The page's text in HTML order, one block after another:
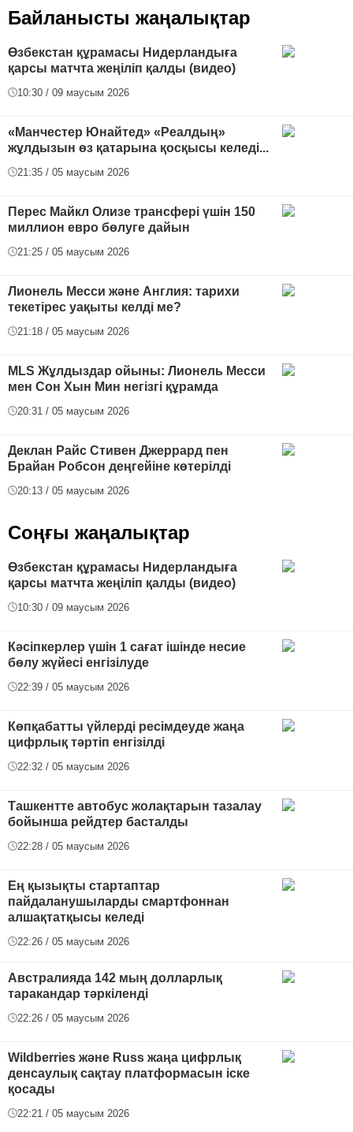
Байланысты жаңалықтар
Өзбекстан құрамасы Нидерландыға
қарсы матчта жеңіліп қалды (видео)
10:30 / 09 маусым 2026
«Манчестер Юнайтед» «Реалдың»
жұлдызын өз қатарына қосқысы келеді...
21:35 / 05 маусым 2026
Перес Майкл Олизе трансфері үшін 150
миллион евро бөлуге дайын
21:25 / 05 маусым 2026
Лионель Месси және Англия: тарихи
текетірес уақыты келді ме?
21:18 / 05 маусым 2026
MLS Жұлдыздар ойыны: Лионель Месси
мен Сон Хын Мин негізгі құрамда
20:31 / 05 маусым 2026
Деклан Райс Стивен Джеррард пен
Брайан Робсон деңгейіне көтерілді
20:13 / 05 маусым 2026
Соңғы жаңалықтар
Өзбекстан құрамасы Нидерландыға
қарсы матчта жеңіліп қалды (видео)
10:30 / 09 маусым 2026
Кәсіпкерлер үшін 1 сағат ішінде несие
бөлу жүйесі енгізілуде
22:39 / 05 маусым 2026
Көпқабатты үйлерді ресімдеуде жаңа
цифрлық тәртіп енгізілді
22:32 / 05 маусым 2026
Ташкентте автобус жолақтарын тазалау
бойынша рейдтер басталды
22:28 / 05 маусым 2026
Ең қызықты стартаптар
пайдаланушыларды смартфоннан
алшақтатқысы келеді
22:26 / 05 маусым 2026
Австралияда 142 мың долларлық
таракандар тәркіленді
22:26 / 05 маусым 2026
Wildberries және Russ жаңа цифрлық
денсаулық сақтау платформасын іске
қосады
22:21 / 05 маусым 2026